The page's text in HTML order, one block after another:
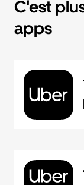
C'est
apps